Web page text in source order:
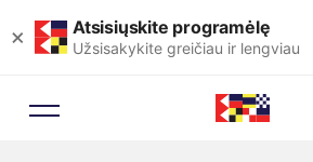
× Atsisiųskite programėlę
Užsisakykite greičiau ir lengviau